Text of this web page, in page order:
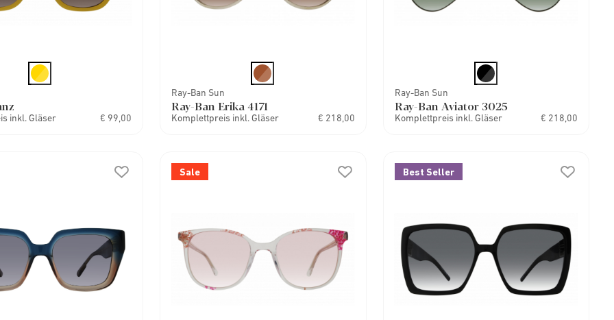
inkl. Gläser € 99,00
Ray-Ban Sun
Ray-Ban Erika 4171
Komplettpreis inkl. Gläser € 218,00
Ray-Ban Sun
Ray-Ban Aviator 3025
Komplettpreis inkl. Gläser € 218,00
Sale Best Seller